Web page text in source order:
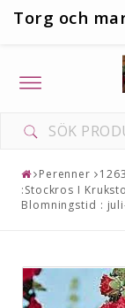
Torg och
Toggle
navigation
Perenner
:Stockros I
Blomningstid :